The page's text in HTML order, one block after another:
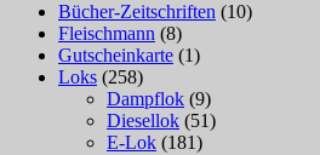
Bücher-Zeitschriften (10)
Fleischmann (8)
Gutscheinkarte (1)
Loks (258)
Dampflok (9)
Diesellok (51)
E-Lok (181)